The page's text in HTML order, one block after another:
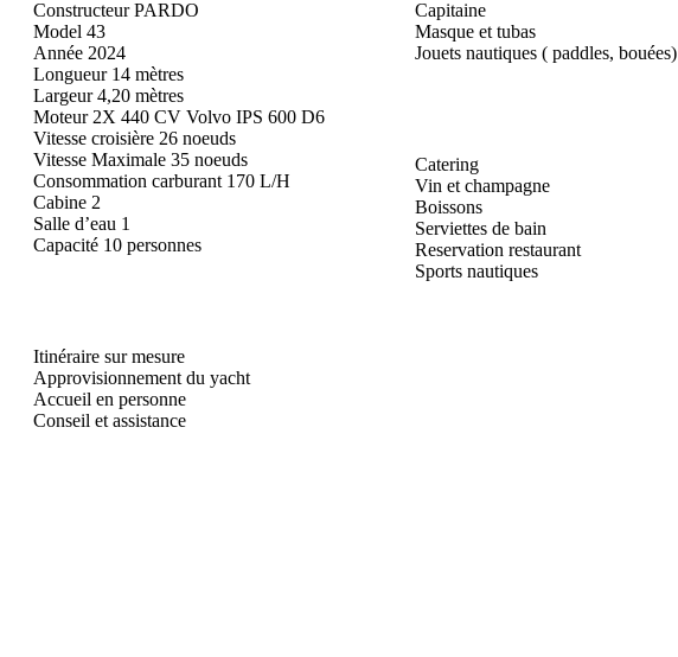
Constructeur PARDO
Model 43
Année 2024
Longueur 14 mètres
Largeur 4,20 mètres
Moteur 2X 440 CV Volvo IPS 600 D6
Vitesse croisière 26 noeuds
Vitesse Maximale 35 noeuds
Consommation carburant 170 L/H
Cabine 2
Salle d’eau 1
Capacité 10 personnes
Itinéraire sur mesure
Approvisionnement du yacht
Accueil en personne
Conseil et assistance
Capitaine
Masque et tubas
Jouets nautiques ( paddles, bouées)
Catering
Vin et champagne
Boissons
Serviettes de bain
Reservation restaurant
Sports nautiques